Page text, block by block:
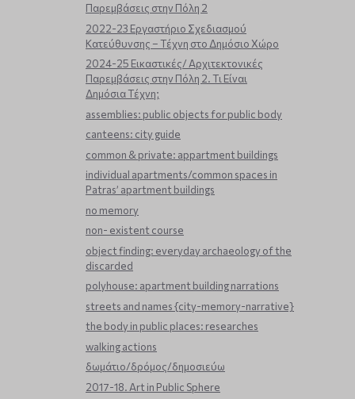
Παρεμβάσεις στην Πόλη 2
2022-23 Εργαστήριο Σχεδιασμού
Κατεύθυνσης – Τέχνη στο Δημόσιο Χώρο
2024-25 Εικαστικές/ Αρχιτεκτονικές
Παρεμβάσεις στην Πόλη 2. Τι Είναι
Δημόσια Τέχνη;
assemblies: public objects for public body
canteens: city guide
common & private: appartment buildings
individual apartments/common spaces in
Patras’ apartment buildings
no memory
non- existent course
object finding: everyday archaeology of the
discarded
polyhouse: apartment building narrations
streets and names {city-memory-narrative}
the body in public places: researches
walking actions
δωμάτιο/δρόμος/δημοσιεύω
2017-18. Art in Public Sphere